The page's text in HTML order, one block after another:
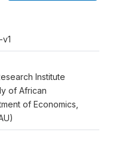
Institute
of African
of Economics,